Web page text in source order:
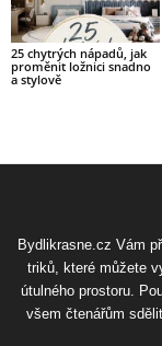
25 chytrých nápadů, jak
proměnit ložnici snadno
a stylově
Bydlikrasne.cz Vám
triků, které můžete
útulného prostoru.
všem čtenářům